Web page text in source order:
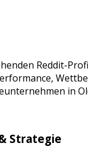
Reddit-
in
Strategie